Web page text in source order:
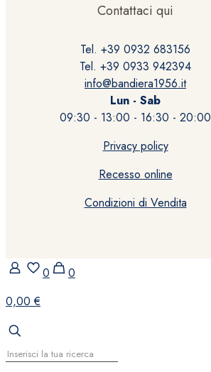
Contattaci qui
Tel. +39 0932 683156
Tel. +39 0933 942394
info@bandiera1956.it
Lun - Sab
09:30 - 13:00 - 16:30 - 20:00
Privacy policy
Recesso online
Condizioni di Vendita
0
0
0,00 €